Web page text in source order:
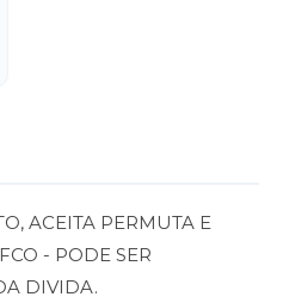
ACEITA PERMUTA E
- PODE SER
DIVIDA.